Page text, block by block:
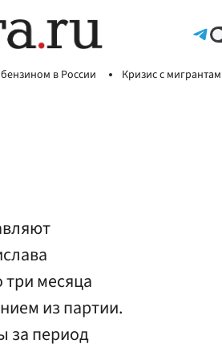
в России Кризис с
месяца
из партии.
за период